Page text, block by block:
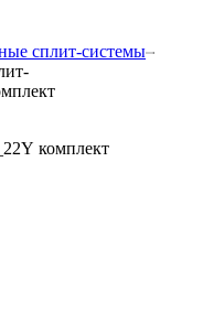
сплит-системы
комплект